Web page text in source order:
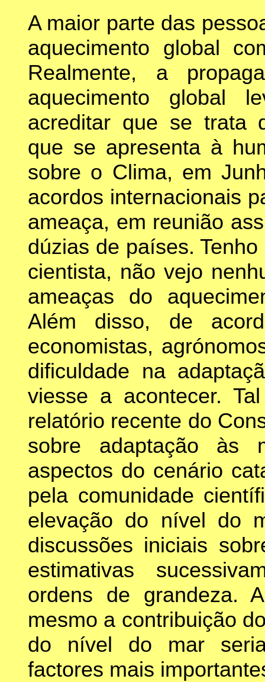
A maior parte das
aquecimento global
Realmente, a
aquecimento global
acreditar que se trata
que se apresenta à
sobre o Clima, em
acordos internacionais
ameaça, em reunião
dúzias de países.
cientista, não vejo
ameaças do
Além disso, de
economistas,
dificuldade na
viesse a acontecer.
relatório recente do
sobre adaptação às
aspectos do cenário
pela comunidade
elevação do nível do
discussões iniciais
estimativas
ordens de grandeza.
mesmo a contribuição
do nível do mar
factores mais